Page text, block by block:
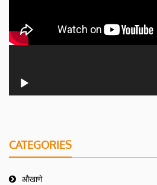
CATEGORIES
औखाणे